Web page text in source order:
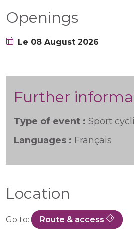
Openings
Le 08 August 2026
Further
Type of event : Sport
Languages : Français
Location
Go to: Route & access